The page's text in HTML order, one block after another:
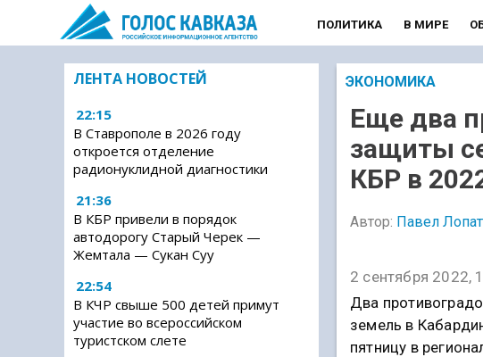
ПОЛИТИКА В МИРЕ
ЛЕНТА НОВОСТЕЙ
22:15
В Ставрополе в 2026 году
откроется отделение
радионуклидной диагностики
21:36
В КБР привели в порядок
автодорогу Старый Черек —
Жемтала — Сукан Суу
22:54
В КЧР свыше 500 детей примут
участие во всероссийском
туристском слете
ЭКОНОМИКА
Еще два
защиты
КБР в
Автор: Павел
2 сентября 2022,
Два
земель в
пятницу в